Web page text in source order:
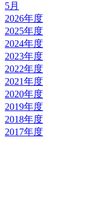
5月
2026年度
2025年度
2024年度
2023年度
2022年度
2021年度
2020年度
2019年度
2018年度
2017年度